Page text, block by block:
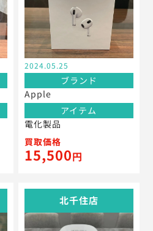
2024.05.25
ブランド
Apple
アイテム
電化製品
買取価格
15,500円
北千住店